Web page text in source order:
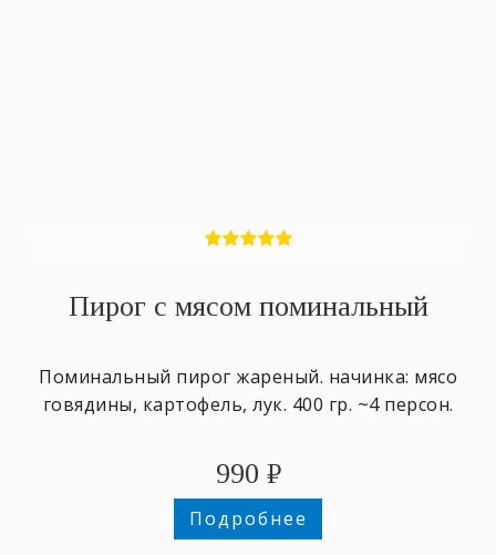
Пирог с мясом поминальный
Поминальный пирог жареный. начинка: мясо
говядины, картофель, лук. 400 гр. ~4 персон.
990 ₽
Подробнее